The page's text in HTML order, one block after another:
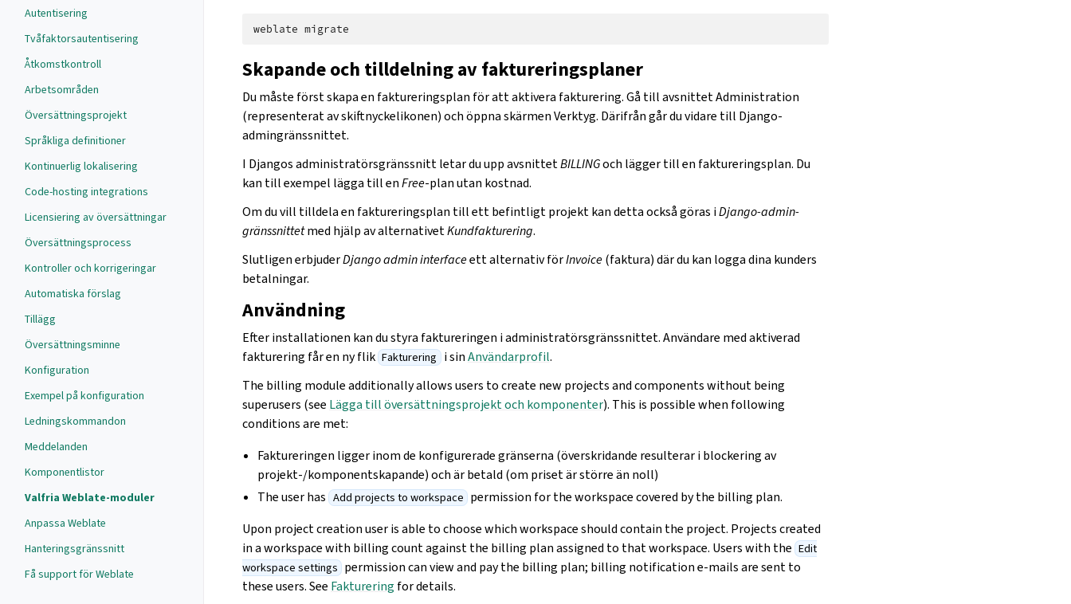
Autentisering
Tvåfaktorsautentisering
Åtkomstkontroll
Arbetsområden
Översättningsprojekt
Språkliga definitioner
Kontinuerlig lokalisering
Code-hosting integrations
Licensiering av översättningar
Översättningsprocess
Kontroller och korrigeringar
Automatiska förslag
Tillägg
Översättningsminne
Konfiguration
Exempel på konfiguration
Ledningskommandon
Meddelanden
Komponentlistor
Valfria Weblate-moduler
Anpassa Weblate
Hanteringsgränssnitt
Få support för Weblate
weblate
Skapande och tilldelning av faktureringsplaner
Du måste först skapa en faktureringsplan för att aktivera fakturering. Gå till avsnittet Administration
(representerat av skiftnyckelikonen) och öppna skärmen Verktyg. Därifrån går du vidare till Django-
admingränssnittet.
I Djangos administratörsgränssnitt letar du upp avsnittetBILLINGoch lägger till en faktureringsplan. Du
kan till exempel lägga till enFree-plan utan kostnad.
Om du vill tilldela en faktureringsplan till ett befintligt projekt kan detta också göras iDjango-admin-
gränssnittetmed hjälp av alternativetKundfakturering.
Slutligen erbjuderDjango admin interfaceett alternativ förInvoice(faktura) där du kan logga dina kunders
betalningar.
Användning
Efter installationen kan du styra faktureringen i administratörsgränssnittet. Användare med aktiverad
fakturering får en ny flik Fakturering i sinAnvändarprofil.
The billing module additionally allows users to create new projects and components without being
superusers (see Lägga till översättningsprojekt och komponenter). This is possible when following
conditions are met:
Faktureringen ligger inom de konfigurerade gränserna (överskridande resulterar i blockering av
projekt-/komponentskapande) och är betald (om priset är större än noll)
The user has Add projects to workspace permission for the workspace covered by the billing plan.
Upon project creation user is able to choose which workspace should contain the project. Projects created
in a workspace with billing count against the billing plan assigned to that workspace. Users with the Edit
workspace settings permission can view and pay the billing plan; billing notification e-mails are sent to
these users. See Fakturering for details.